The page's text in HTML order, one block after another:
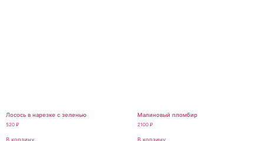
Лосось в нарезке с зеленью
520 ₽
В корзину
Малиновый пломбир
2100 ₽
В корзину